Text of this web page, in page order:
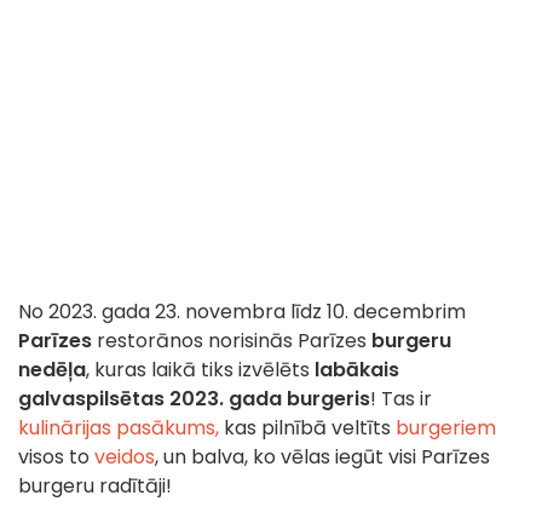
No 2023. gada 23. novembra līdz 10. decembrim
Parīzes restorānos norisinās Parīzes burgeru
nedēļa, kuras laikā tiks izvēlēts labākais
galvaspilsētas 2023. gada burgeris! Tas ir
kulinārijas pasākums, kas pilnībā veltīts burgeriem
visos to veidos, un balva, ko vēlas iegūt visi Parīzes
burgeru radītāji!